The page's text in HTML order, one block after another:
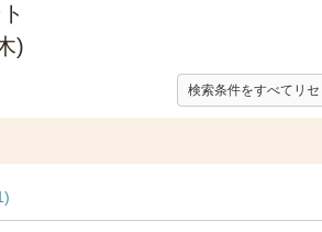
)
検索条件をすべてリセ